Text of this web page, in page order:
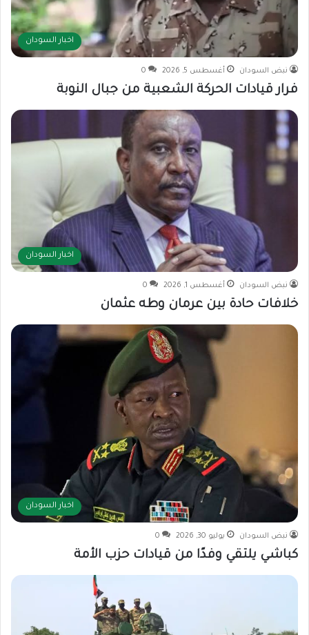
اخبار السودان
نبض السودان أغسطس 5, 2026 0
فرار قيادات الحركة الشعبية من جبال النوبة
اخبار السودان
نبض السودان أغسطس 1, 2026 0
خلافات حادة بين عرمان وطه عثمان
اخبار السودان
نبض السودان يوليو 30, 2026 0
كباشي يلتقي وفدًا من قيادات حزب الأمة